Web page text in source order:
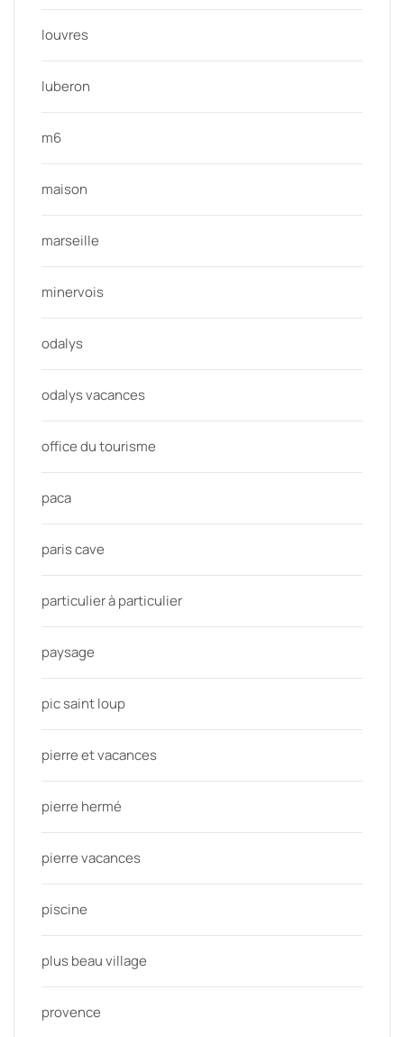
louvres
luberon
m6
maison
marseille
minervois
odalys
odalys vacances
office du tourisme
paca
paris cave
particulier à particulier
paysage
pic saint loup
pierre et vacances
pierre hermé
pierre vacances
piscine
plus beau village
provence